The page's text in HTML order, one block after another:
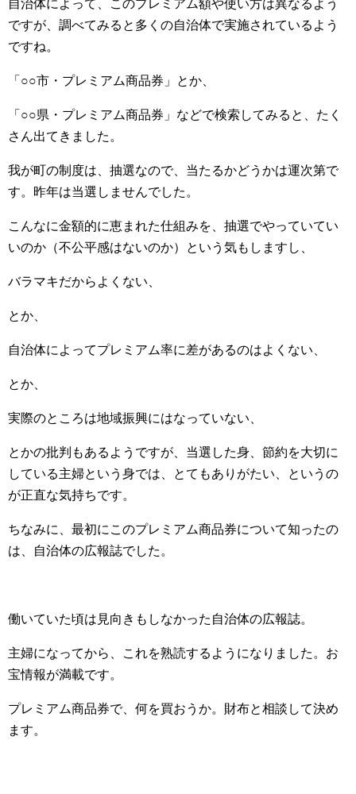
自治体によって、このプレミアム額や使い方は異なるよう
ですが、調べてみると多くの自治体で実施されているよう
ですね。
「○○市・プレミアム商品券」とか、
「○○県・プレミアム商品券」などで検索してみると、たく
さん出てきました。
我が町の制度は、抽選なので、当たるかどうかは運次第で
す。昨年は当選しませんでした。
こんなに金額的に恵まれた仕組みを、抽選でやっていてい
いのか（不公平感はないのか）という気もしますし、
バラマキだからよくない、
とか、
自治体によってプレミアム率に差があるのはよくない、
とか、
実際のところは地域振興にはなっていない、
とかの批判もあるようですが、当選した身、節約を大切に
している主婦という身では、とてもありがたい、というの
が正直な気持ちです。
ちなみに、最初にこのプレミアム商品券について知ったの
は、自治体の広報誌でした。
働いていた頃は見向きもしなかった自治体の広報誌。
主婦になってから、これを熟読するようになりました。お
宝情報が満載です。
プレミアム商品券で、何を買おうか。財布と相談して決め
ます。